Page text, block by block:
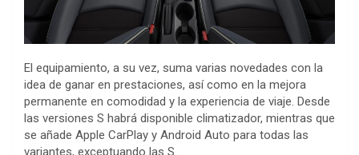
El equipamiento, a su vez, suma varias novedades con la
idea de ganar en prestaciones, así como en la mejora
permanente en comodidad y la experiencia de viaje. Desde
las versiones S habrá disponible climatizador, mientras que
se añade Apple CarPlay y Android Auto para todas las
variantes, exceptuando las S.